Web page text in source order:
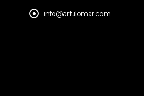
info@arfulomar.com